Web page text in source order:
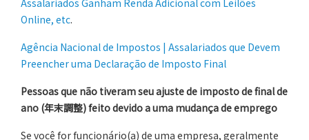
Assalariados Ganham Renda Adicional com Leilões
Online, etc.
Agência Nacional de Impostos | Assalariados que Devem
Preencher uma Declaração de Imposto Final
Pessoas que não tiveram seu ajuste de imposto de final de
ano (年末調整) feito devido a uma mudança de emprego
Se você for funcionário(a) de uma empresa, geralmente